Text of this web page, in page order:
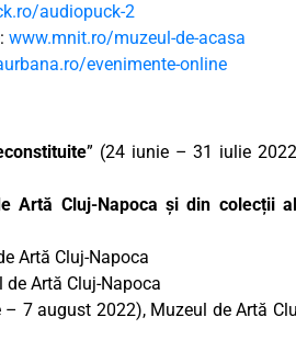
audiopuck-2
www.mnit.ro/muzeul-de-acasa
evenimente-online
” (24 iunie – 31 iulie
Artă Cluj-Napoca și din colecții
Artă Cluj-Napoca
Artă Cluj-Napoca
– 7 august 2022), Muzeul de Artă